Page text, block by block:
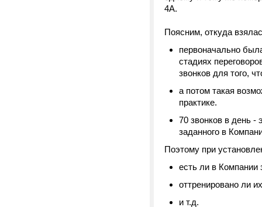
4А.
Поясним, откуда
первоначально
стадиях
звонков для того,
а потом такая
практике.
70 звонков в день -
заданного в
Поэтому при
есть ли в Компании
оттренировано ли
и т.д.